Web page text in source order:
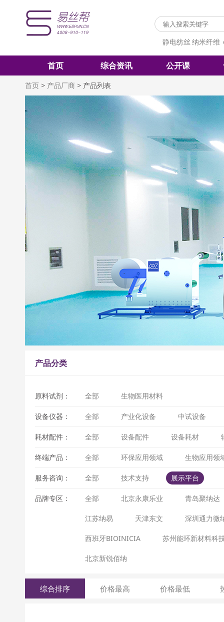
静电纺丝 纳米纤维
首页 综合资讯 公开课
首页 > 产品厂商 > 产品列表
产品分类
原料试剂： 全部 生物医用材料
设备仪器： 全部 产业化设备 中试设备
耗材配件： 全部 设备配件 设备耗材
终端产品： 全部 环保应用领域 生物应用领
服务咨询： 全部 技术支持 展示平台
品牌专区： 全部 北京永康乐业 青岛聚纳达
江苏纳易 天津东文 深圳通力微
西班牙BIOINICIA 苏州能环新材料科
北京新锐佰纳
综合排序 价格最高 价格最低